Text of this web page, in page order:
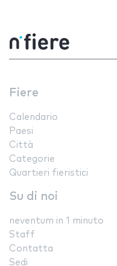
Fiere
Calendario
Paesi
Città
Categorie
Quartieri fieristici
Su di noi
neventum in 1 minuto
Staff
Contatta
Sedi